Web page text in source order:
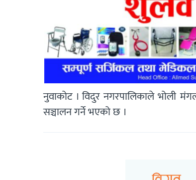
नुवाकोट । विदुर नगरपालिकाले भोली
सञ्चालन गर्ने भएको छ ।